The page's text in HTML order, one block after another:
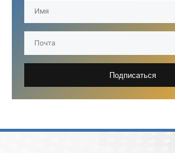
Подписаться